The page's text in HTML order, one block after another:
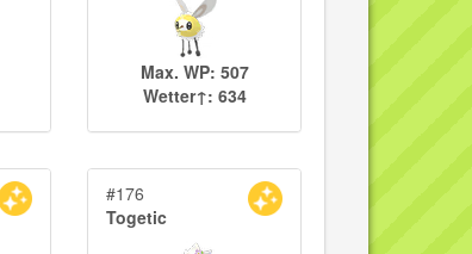
Max. WP: 507
Wetter↑: 634
#176
Togetic